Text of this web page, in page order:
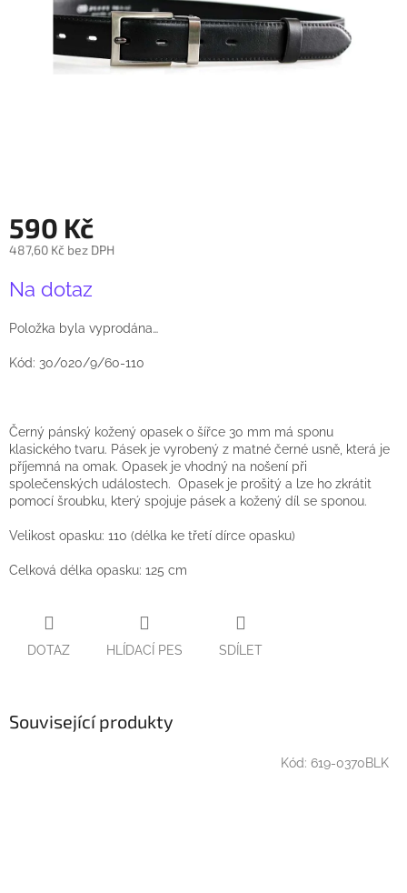
590 Kč
487,60 Kč bez DPH
cena:
Na dotaz
Položka byla vyprodána…
Kód: 30/020/9/60-110
Černý pánský kožený opasek o šířce 30 mm má sponu
klasického tvaru. Pásek je vyrobený z matné černé usně, která je
příjemná na omak. Opasek je vhodný na nošení při
společenských událostech. Opasek je prošitý a lze ho zkrátit
pomocí šroubku, který spojuje pásek a kožený díl se sponou.
Velikost opasku: 110 (délka ke třetí dírce opasku)
Celková délka opasku: 125 cm
DOTAZ HLÍDACÍ PES SDÍLET
Související produkty
Kód: 619-0370BLK